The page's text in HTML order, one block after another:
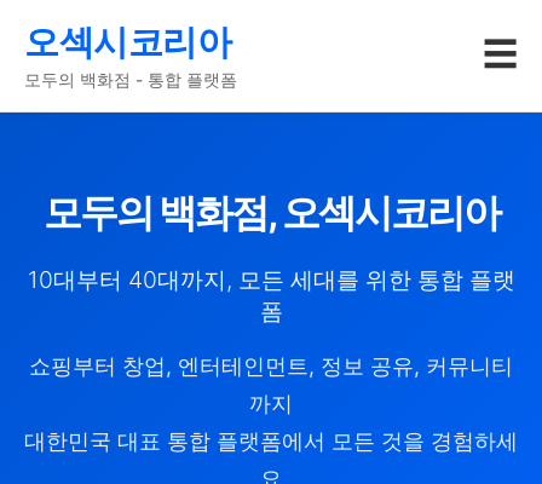
오섹시코리아
모두의 백화점 - 통합 플랫폼
☰
모두의 백화점, 오섹시코리아
10대부터 40대까지, 모든 세대를 위한 통합 플랫
폼
쇼핑부터 창업, 엔터테인먼트, 정보 공유, 커뮤니티
까지
대한민국 대표 통합 플랫폼에서 모든 것을 경험하세
요